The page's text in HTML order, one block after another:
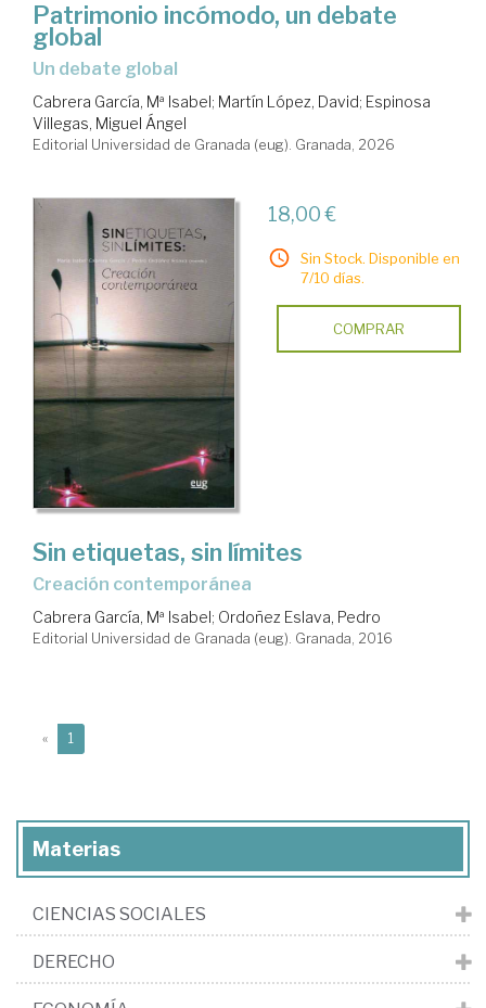
Patrimonio incómodo, un debate
global
un debate global
Cabrera García, Mª Isabel; Martín López, David; Espinosa
Villegas, Miguel Ángel
Editorial Universidad de Granada (eug). Granada, 2026
18,00 €
Sin Stock. Disponible en
7/10 días.
COMPRAR
Sin etiquetas, sin límites
creación contemporánea
Cabrera García, Mª Isabel; Ordoñez Eslava, Pedro
Editorial Universidad de Granada (eug). Granada, 2016
« 1
Materias
CIENCIAS SOCIALES
DERECHO